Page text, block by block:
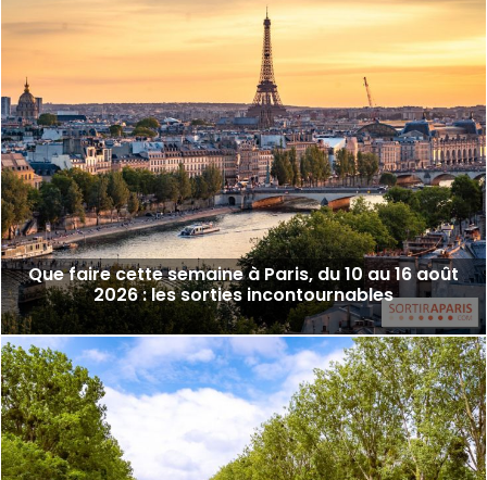
Que faire cette semaine à Paris, du 10 au 16 août
2026 : les sorties incontournables